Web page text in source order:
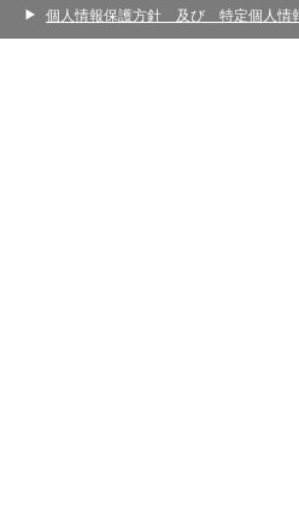
個人情報保護方針 及び 特定個人情